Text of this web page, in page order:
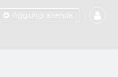
Aggiungi azienda